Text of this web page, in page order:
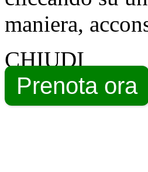
maniera,
CHIUDI
Prenota ora